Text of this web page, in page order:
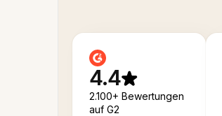
4.4
2.100+ Bewertungen
auf G2